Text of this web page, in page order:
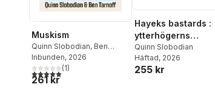
Muskism
Quinn Slobodian, Ben
Tarnoff
Inbunden, 2026
5,0utav 5 stjärnor. Totalt antal röster:
(1)
261 kr
Hayeks bastards :
ytterhögerns
nyliberala ursprung
Quinn Slobodian
Häftad, 2026
255 kr